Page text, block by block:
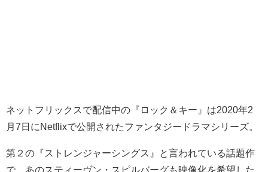
ネットフリックスで配信中の『ロック＆キー』は2020年2
月7日にNetflixで公開されたファンタジードラマシリーズ。
第２の『ストレンジャーシングス』と言われている話題作
で、あのスティーヴン・スピルバーグも映像化を希望した